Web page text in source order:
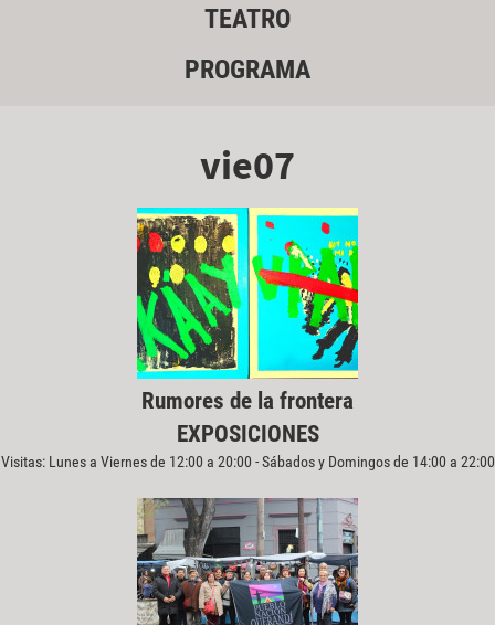
TEATRO
PROGRAMA
vie07
Rumores de la frontera
EXPOSICIONES
Visitas: Lunes a Viernes de 12:00 a 20:00 - Sábados y Domingos de 14:00 a 22:00